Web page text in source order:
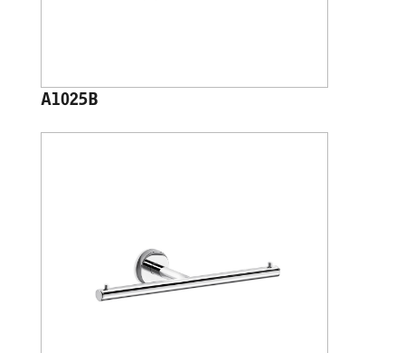
A1025B